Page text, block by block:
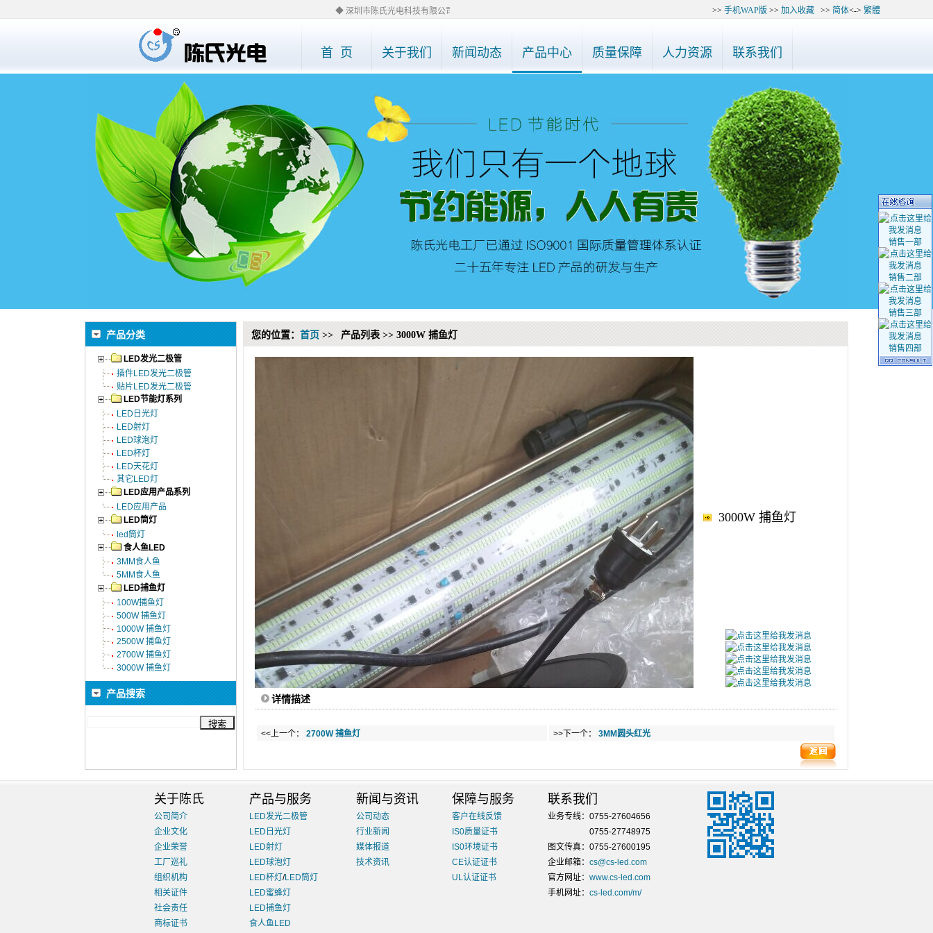
◆ 深圳市陈氏光电科技有限公司网站已经全部改版，如有需要了解产品详情，请直接电话0755-27748975、27748985、27748995咨询，谢谢！◆ 公告：最近有“
>> 手机WAP版 >> 加入收藏>> 简体<-> 繁體
首 页 关于我们 新闻动态 产品中心 质量保障 人力资源 联系我们
产品分类
LED发光二极管
插件LED发光二极管
贴片LED发光二极管
LED节能灯系列
LED日光灯
LED射灯
LED球泡灯
LED杯灯
LED天花灯
其它LED灯
LED应用产品系列
LED应用产品
LED筒灯
led筒灯
食人鱼LED
3MM食人鱼
5MM食人鱼
LED捕鱼灯
100W捕鱼灯
500W 捕鱼灯
1000W 捕鱼灯
2500W 捕鱼灯
2700W 捕鱼灯
3000W 捕鱼灯
产品搜索
您的位置： 首页 >> 产品列表 >> 3000W 捕鱼灯
3000W 捕鱼灯
详情描述
<<上一个： 2700W 捕鱼灯 >>下一个： 3MM圆头红光
关于陈氏
公司简介
企业文化
企业荣誉
工厂巡礼
组织机构
相关证件
社会责任
商标证书
产品与服务
LED发光二极管
LED日光灯
LED射灯
LED球泡灯
LED杯灯 /LED筒灯
LED蜜蜂灯
LED捕鱼灯
食人鱼LED
新闻与资讯
公司动态
行业新闻
媒体报道
技术资讯
保障与服务
客户在线反馈
IS0质量证书
IS0环境证书
CE认证证书
UL认证证书
联系我们
业务专线：0755-27604656
0755-27748975
图文传真：0755-27600195
企业邮箱： cs@cs-led.com
官方网址： www.cs-led.com
手机网址： cs-led.com/m/
销售一部
销售二部
销售三部
销售四部